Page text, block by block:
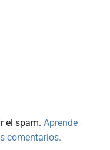
el spam. Aprende
comentarios.